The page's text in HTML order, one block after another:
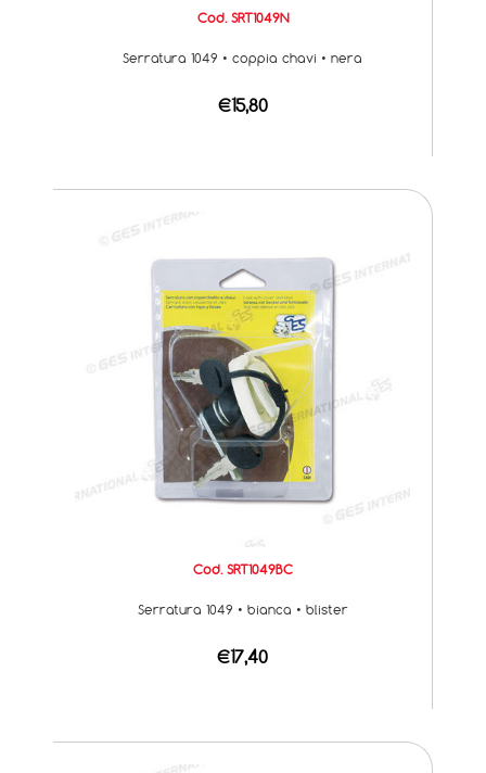
Cod. SRT1049N
Serratura 1049 • coppia chavi • nera
€15,80
Cod. SRT1049BC
Serratura 1049 • bianca • blister
€17,40